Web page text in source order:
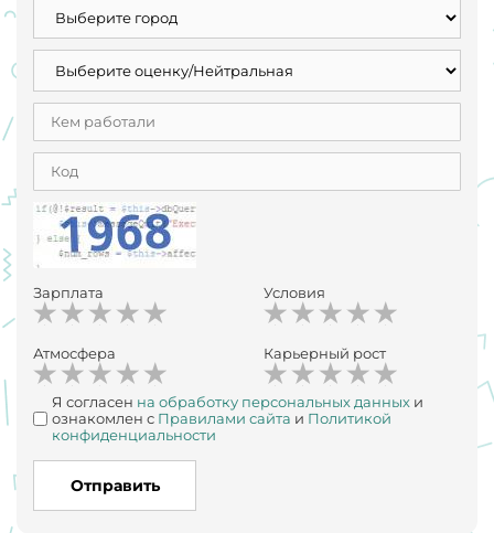
Зарплата Условия
Атмосфера Карьерный рост
Я согласен на обработку персональных данных и
ознакомлен с Правилами сайта и Политикой
конфиденциальности
Отправить